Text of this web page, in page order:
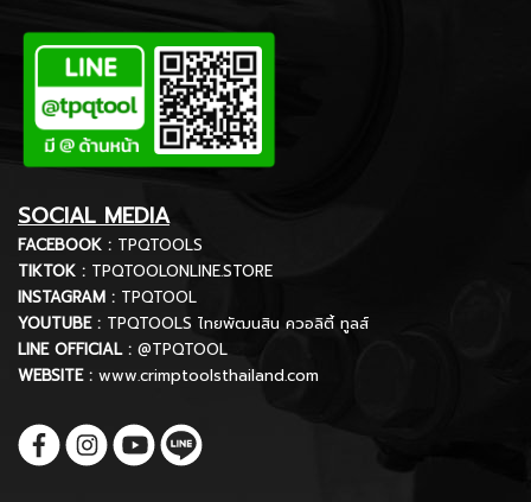
SOCIAL MEDIA
FACEBOOK : TPQTOOLS
TIKTOK : TPQTOOLONLINE.STORE
INSTAGRAM : TPQTOOL
YOUTUBE : TPQTOOLS ไทยพัฒนสิน ควอลิตี้ ทูลส์
LINE OFFICIAL : @TPQTOOL
WEBSITE : www.crimptoolsthailand.com